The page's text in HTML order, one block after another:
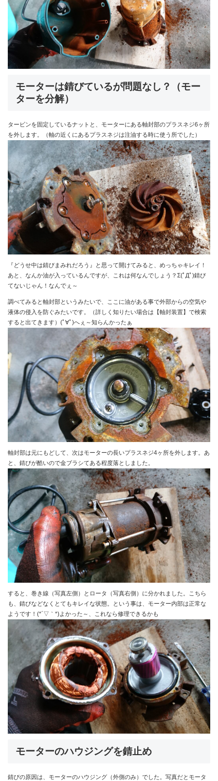
モーターは錆びているが問題なし？（モー
ターを分解）
タービンを固定しているナットと、モーターにある軸封部のプラスネジ6ヶ所
を外します。（軸の近くにあるプラスネジは注油する時に使う所でした）
『どうせ中は錆びまみれだろう』と思って開けてみると、めっちゃキレイ！
あと、なんか油が入っているんですが、これは何なんでしょう？Σ(ﾟДﾟ)錆び
てないじゃん！なんでぇ～
調べてみると軸封部というみたいで、ここに油がある事で外部からの空気や
液体の侵入を防ぐみたいです。（詳しく知りたい場合は【軸封装置】で検索
すると出てきます）(ﾟ∀ﾟ)へぇ～知らんかったぁ
軸封部は元にもどして、次はモーターの長いプラスネジ4ヶ所を外します。あ
と、錆びが酷いので金ブラシてある程度落としました。
すると、巻き線（写真左側）とロータ（写真右側）に分かれました。こちら
も、錆びなどなくとてもキレイな状態。という事は、モーター内部は正常な
ようです！(*´▽｀*)よかった～、これなら修理できるかも
モーターのハウジングを錆止め
錆びの原因は、モーターのハウジング（外側のみ）でした。写真だとモータ